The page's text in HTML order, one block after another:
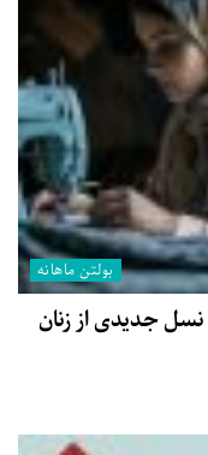
بولتن ماهانه
رژیم نسل جدیدی از زنان